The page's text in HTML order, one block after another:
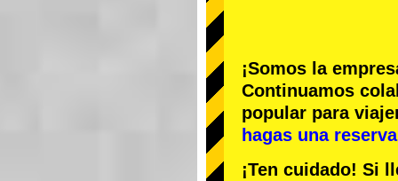
¡Somos la
Continuamos
popular para
hagas una
¡Ten cuidado! Si